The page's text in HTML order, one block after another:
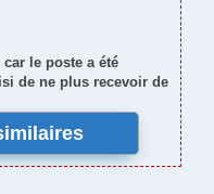
le poste a été
de ne plus recevoir de